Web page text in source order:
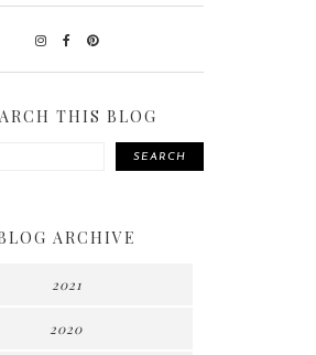
THIS BLOG
SEARCH
ARCHIVE
2021
2020